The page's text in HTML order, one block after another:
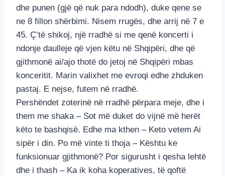
dhe punen (gjë që nuk para ndodh), duke qene se
ne 8 fillon shërbimi. Nisem rrugës, dhe arrij në 7 e
45. Ç’të shikoj, një rradhë si me qenë koncerti i
ndonje daulleje që vjen këtu në Shqipëri, dhe që
gjithmonë ai/ajo thotë do jetoj në Shqipëri mbas
konceritit. Marin valixhet me evroqi edhe zhduken
pastaj. E nejse, futem në rradhë.
Pershëndet zoterinë në rradhë përpara meje, dhe i
them me shaka – Sot më duket do vijnë më herët
këto te bashqisë. Edhe ma kthen – Keto vetem Ai
sipër i din. Po më vinte ti thoja – Kështu ke
funksionuar gjithmonë? Por sigurusht i qesha lehtë
dhe i thash – Ka ik koha koperatives, të qoftë